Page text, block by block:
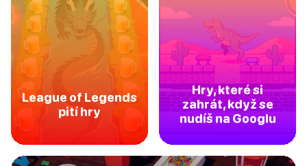
League of Legends
pití hry
Hry, které si
zahrát, když se
nudíš na Googlu